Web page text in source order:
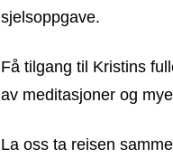
sjelsoppgave.
Få tilgang til Kristins
av meditasjoner og
La oss ta reisen